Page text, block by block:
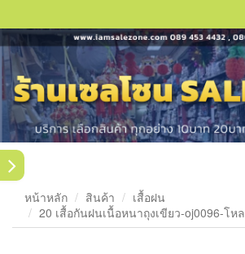
หน้าหลัก สินค้า
เสื้อฝน
20 เสื้อกันฝนเนื้อหนาถุงเขียว-oj0096-โหล